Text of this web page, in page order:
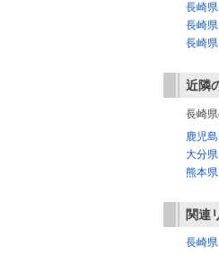
長崎
長崎
長崎
近隣
長崎
鹿児
大分
熊本
関連
長崎